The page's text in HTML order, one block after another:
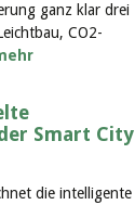
ganz klar drei
CO2-
Smart City
die intelligente